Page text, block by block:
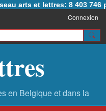
arts et lettres: 8 403 746
Connexion